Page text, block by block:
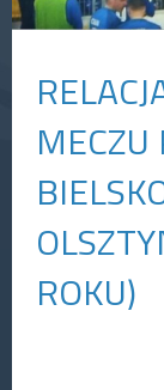
MECZU
ROKU)